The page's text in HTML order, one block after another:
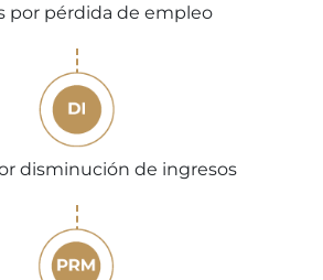
por pérdida de empleo
disminución de ingresos